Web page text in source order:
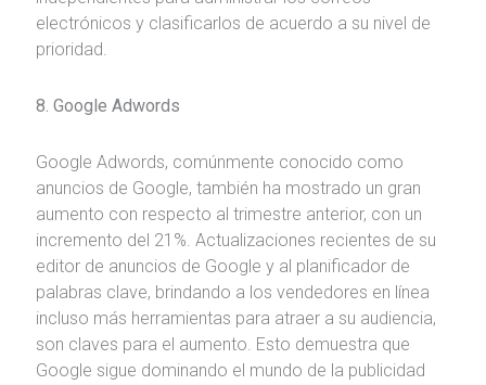
electrónicos y clasificarlos de acuerdo a su nivel de
prioridad.
8. Google Adwords
Google Adwords, comúnmente conocido como
anuncios de Google, también ha mostrado un gran
aumento con respecto al trimestre anterior, con un
incremento del 21%. Actualizaciones recientes de su
editor de anuncios de Google y al planificador de
palabras clave, brindando a los vendedores en línea
incluso más herramientas para atraer a su audiencia,
son claves para el aumento. Esto demuestra que
Google sigue dominando el mundo de la publicidad